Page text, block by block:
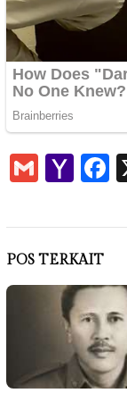
Gmail
Mail
POS TERKAIT